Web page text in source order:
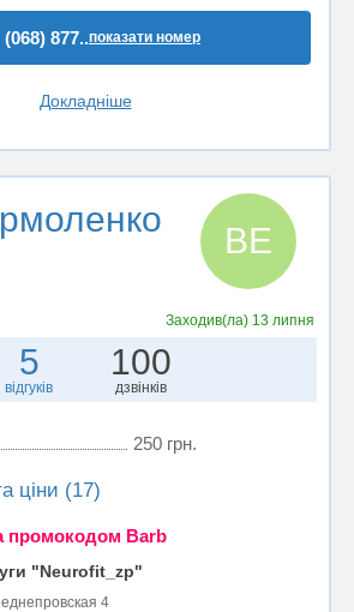
(068) 877..показати номер
Докладніше
ВЕ
Заходив(ла) 13 липня
5
відгуків
100
дзвінків
250 грн.
ціни (17)
промокодом Barb
"Neurofit_zp"
4